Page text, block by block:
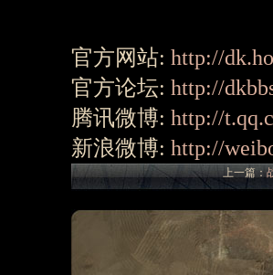
官方网站: http://
官方论坛: http://
腾讯微博: http://
新浪微博: http://
上一篇：